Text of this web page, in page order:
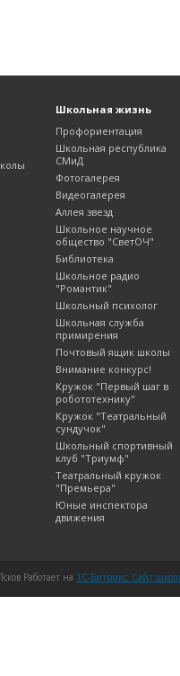
Школьная жизнь
Профориентация
Школьная республика
СМиД
Фотогалерея
Видеогалерея
Аллея звезд
Школьное научное
общество "СветОЧ"
Библиотека
Школьное радио
"Романтик"
Школьный психолог
Школьная служба
примирения
Почтовый ящик школы
Внимание конкурс!
Кружок "Первый шаг в
робототехнику"
Кружок "Театральный
сундучок"
Школьный спортивный
клуб "Триумф"
Театральный кружок
"Премьера"
Юные инспектора
движения
Работает на 1C-Битрикс: Сайт